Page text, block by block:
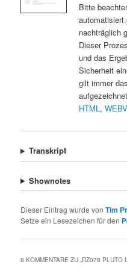
Bitte
automatisiert
nachträglich
Dieser
und das
Sicherheit
gilt immer
HTML ,
Transkript
Shownotes
Dieser Eintrag wurde vonTim
Setze ein Lesezeichen für den
8 KOMMENTARE ZU „RZ078 PLUTO